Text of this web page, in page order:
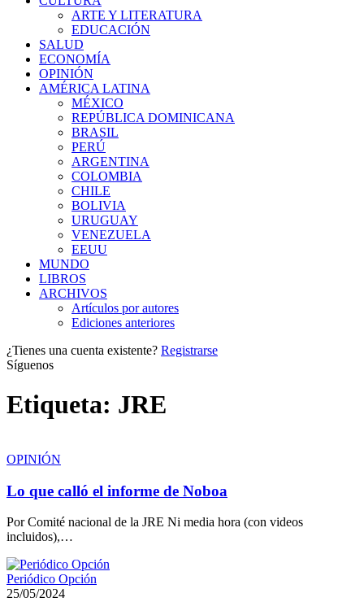
ARTE Y LITERATURA
EDUCACIÓN
SALUD
ECONOMÍA
OPINIÓN
AMÉRICA LATINA
MÉXICO
REPÚBLICA DOMINICANA
BRASIL
PERÚ
ARGENTINA
COLOMBIA
CHILE
BOLIVIA
URUGUAY
VENEZUELA
EEUU
MUNDO
LIBROS
ARCHIVOS
Artículos por autores
Ediciones anteriores
¿Tienes una cuenta existente? Registrarse
Síguenos
Etiqueta: JRE
OPINIÓN
Lo que calló el informe de Noboa
Por Comité nacional de la JRE Ni media hora (con videos
incluidos),…
Periódico Opción
25/05/2024